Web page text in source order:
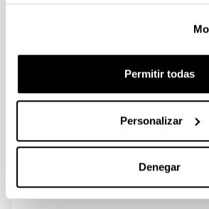
Permitir todas
Personalizar
Denegar
Criminología
Educación